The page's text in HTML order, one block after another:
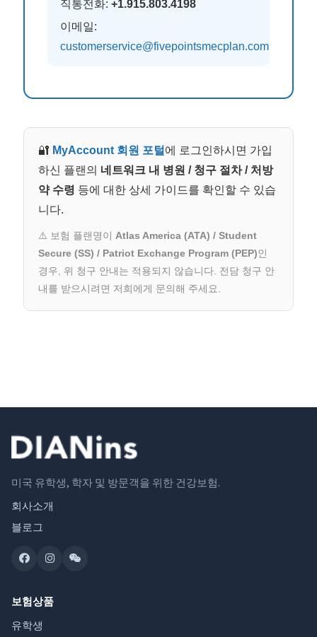
직통전화: +1.915.803.4198
이메일:
customerservice@fivepointsmecplan.com
🔐 MyAccount 회원 포털 에 로그인하시면 가입
하신 플랜의 네트워크 내 병원 / 청구 절차 / 처방
약 수령 등에 대한 상세 가이드를 확인할 수 있습
니다.
⚠️ 보험 플랜명이 Atlas America (ATA) / Student
Secure (SS) / Patriot Exchange Program (PEP)인
경우, 위 청구 안내는 적용되지 않습니다. 전담 청구 안
내를 받으시려면 저희에게 문의해 주세요.
미국 유학생, 학자 및 방문객을 위한 건강보험.
회사소개
블로그
보험상품
유학생